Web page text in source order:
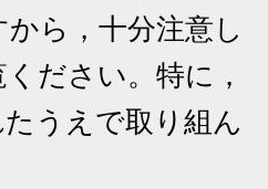
ら，十分注意し
ださい。特に，
うえで取り組ん